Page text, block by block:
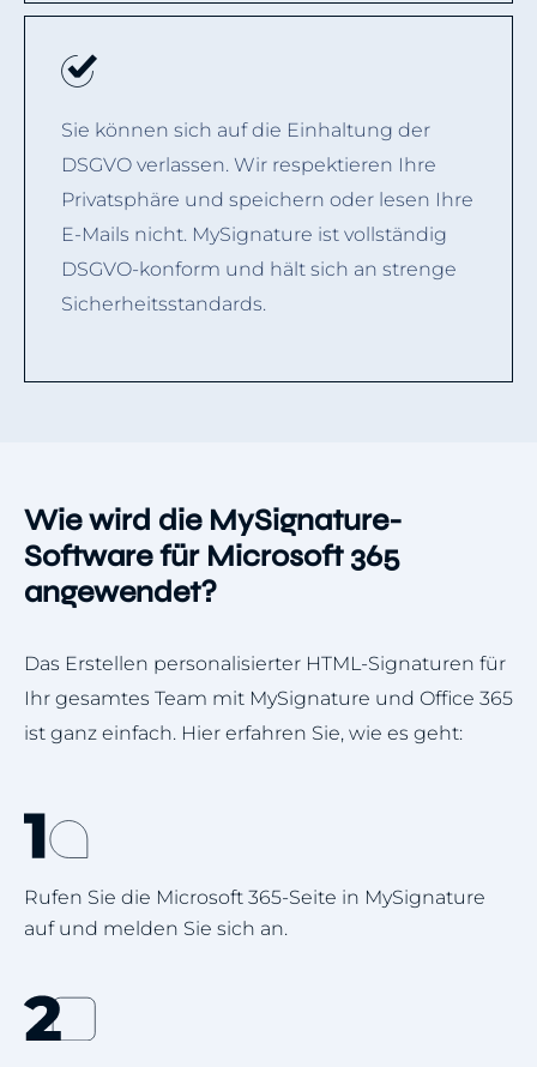
Sie können sich auf die Einhaltung der
DSGVO verlassen. Wir respektieren Ihre
Privatsphäre und speichern oder lesen Ihre
E-Mails nicht. MySignature ist vollständig
DSGVO-konform und hält sich an strenge
Sicherheitsstandards.
Wie wird die MySignature-
Software für Microsoft 365
angewendet?
Das Erstellen personalisierter HTML-Signaturen für
Ihr gesamtes Team mit MySignature und Office 365
ist ganz einfach. Hier erfahren Sie, wie es geht:
Rufen Sie die Microsoft 365-Seite in MySignature
auf und melden Sie sich an.